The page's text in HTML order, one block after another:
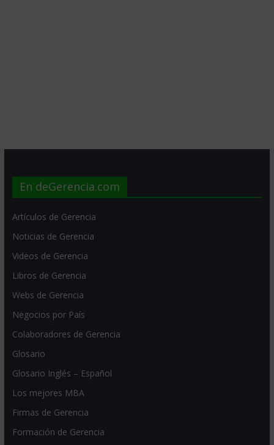
En deGerencia.com
Artículos de Gerencia
Noticias de Gerencia
Videos de Gerencia
Libros de Gerencia
Webs de Gerencia
Negocios por País
Colaboradores de Gerencia
Glosario
Glosario Inglés – Español
Los mejores MBA
Firmas de Gerencia
Formación de Gerencia